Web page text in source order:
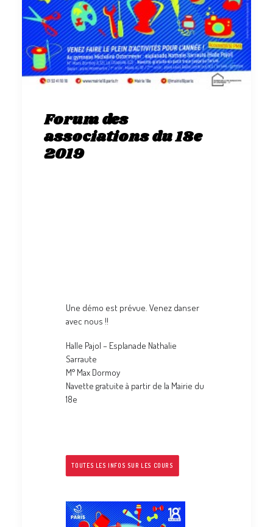
Forum des
associations du 18e
2019
Une démo est prévue. Venez danser
avec nous !!
Halle Pajol – Esplanade Nathalie
Sarraute
M° Max Dormoy
Navette gratuite à partir de la Mairie du
18e
TOUTES LES INFOS SUR LES COURS